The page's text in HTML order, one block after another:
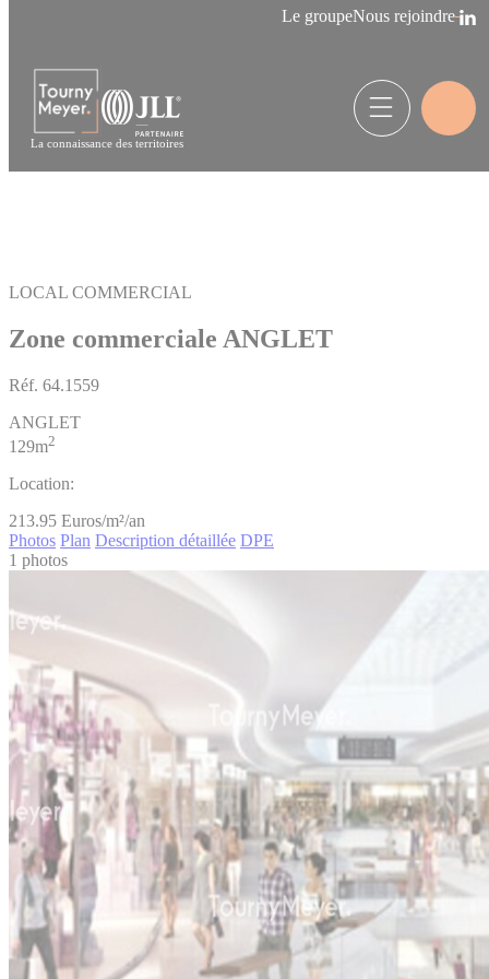
Le groupeNous rejoindre
La connaissance des territoires
LOCAL COMMERCIAL
Zone commerciale ANGLET
Réf. 64.1559
ANGLET
129m2
Location:
213.95 Euros/m²/an
Photos Plan Description détaillée DPE
1 photos